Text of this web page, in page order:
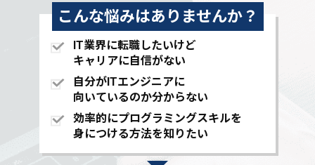
こんな悩みはありませんか？
IT業界に転職したいけど
キャリアに自信がない
自分がITエンジニアに
向いているのか分からない
効率的にプログラミングスキルを
身につける方法を知りたい